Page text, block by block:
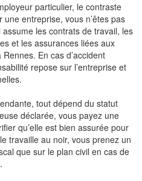
particulier, le contraste
entreprise, vous n’êtes pas
assume les contrats de travail, les
et les assurances liées aux
En cas d’accident
repose sur l’entreprise et
tout dépend du statut
déclarée, vous payez une
qu’elle est bien assurée pour
travaille au noir, vous prenez un
que sur le plan civil en cas de